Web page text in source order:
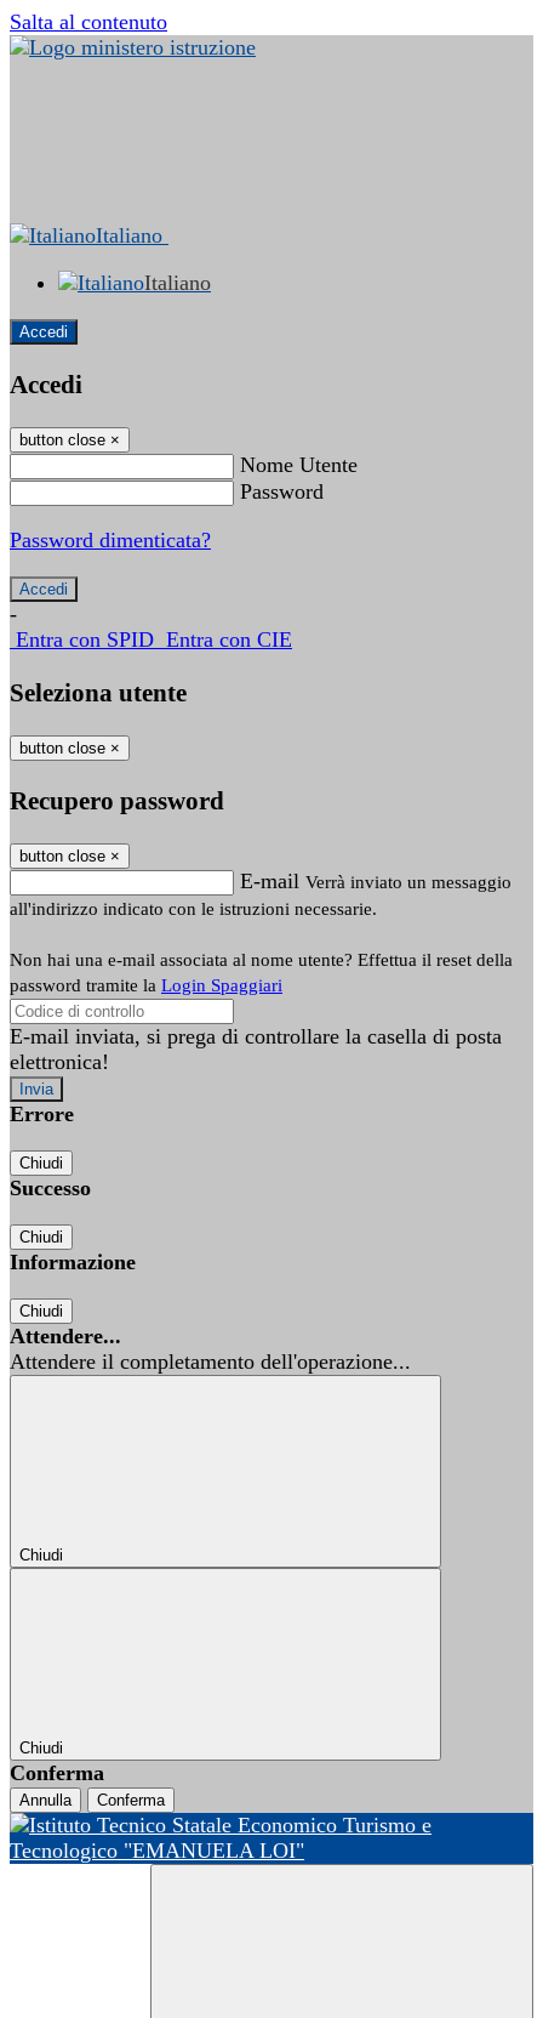
Salta al contenuto
Italiano
Italiano
Accedi
Accedi
button close ×
Nome Utente
Password
Password dimenticata?
-
Entra con SPID Entra con CIE
Seleziona utente
button close ×
Recupero password
button close ×
E-mail Verrà inviato un messaggio
all'indirizzo indicato con le istruzioni necessarie.
Non hai una e-mail associata al nome utente? Effettua il reset della
password tramite la Login Spaggiari
E-mail inviata, si prega di controllare la casella di posta
elettronica!
Errore
Chiudi
Successo
Chiudi
Informazione
Chiudi
Attendere...
Attendere il completamento dell'operazione...
Chiudi
Chiudi
Conferma
Annulla Conferma